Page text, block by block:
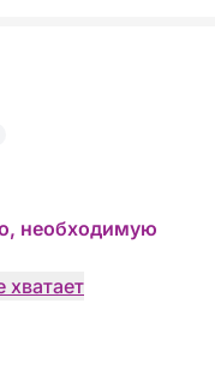
необходимую
хватает